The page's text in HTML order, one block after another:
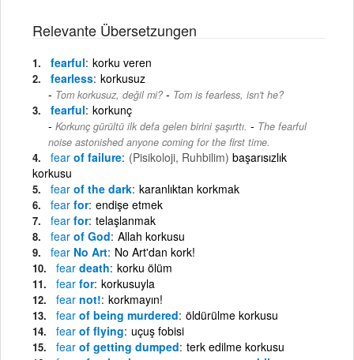
Relevante Übersetzungen
fearful korku veren
fearless korkusuz
Tom korkusuz, değil mi? - Tom is fearless, isn't he?
fearful korkunç
Korkunç gürültü ilk defa gelen birini şaşırttı. - The fearful
noise astonished anyone coming for the first time.
fear of failure (Pisikoloji, Ruhbilim) başarısızlık
korkusu
fear of the dark karanlıktan korkmak
fear for endişe etmek
fear for telaşlanmak
fear of God Allah korkusu
fear No Art No Art'dan kork!
fear death korku ölüm
fear for korkusuyla
fear not! korkmayın!
fear of being murdered öldürülme korkusu
fear of flying uçuş fobisi
fear of getting dumped terk edilme korkusu